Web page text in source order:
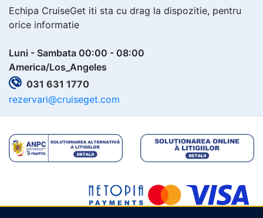
Echipa CruiseGet iti sta cu drag la dispozitie, pentru
orice informatie
Luni - Sambata 00:00 - 08:00
America/Los_Angeles
031 631 1770
rezervari@cruiseget.com